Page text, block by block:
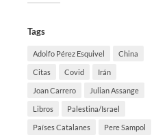
Tags
Adolfo Pérez Esquivel China
Citas Covid Irán
Joan Carrero Julian Assange
Libros Palestina/Israel
Países Catalanes Pere Sampol